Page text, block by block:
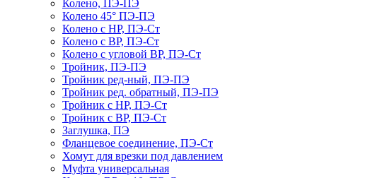
Колено, ПЭ-ПЭ
Колено 45° ПЭ-ПЭ
Колено с НР, ПЭ-Ст
Колено с ВР, ПЭ-Ст
Колено с угловой ВР, ПЭ-Ст
Тройник, ПЭ-ПЭ
Тройник ред-ный, ПЭ-ПЭ
Тройник ред. обратный, ПЭ-ПЭ
Тройник с НР, ПЭ-Ст
Тройник с ВР, ПЭ-Ст
Заглушка, ПЭ
Фланцевое соединение, ПЭ-Ст
Хомут для врезки под давлением
Муфта универсальная